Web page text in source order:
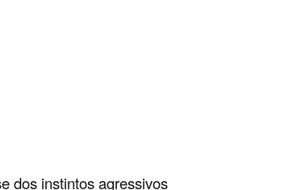
dos instintos agressivos